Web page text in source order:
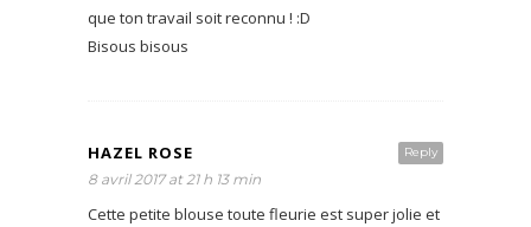
que ton travail soit reconnu ! :D
Bisous bisous
Reply
HAZEL ROSE
8 avril 2017 at 21 h 13 min
Cette petite blouse toute fleurie est super jolie et